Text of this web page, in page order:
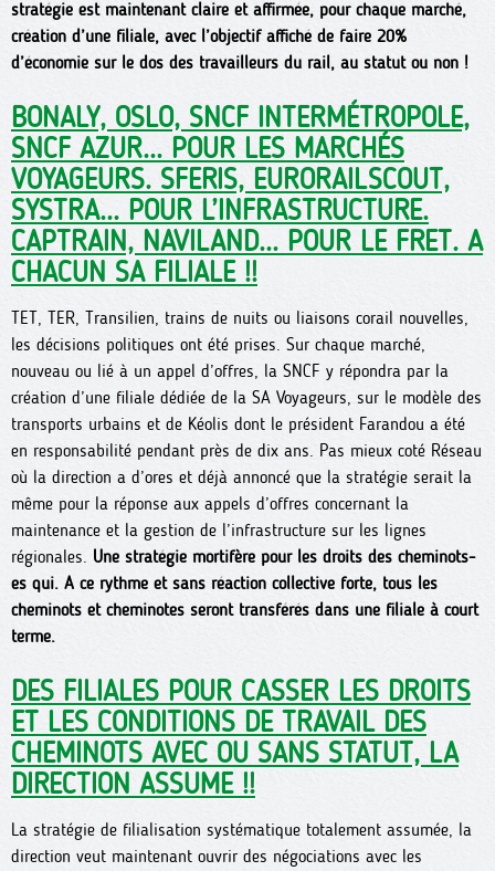
stratégie est maintenant claire et affirmée, pour chaque marché,
création d’une filiale, avec l’objectif affiché de faire 20%
d’économie sur le dos des travailleurs du rail, au statut ou non !
BONALY, OSLO, SNCF INTERMÉTROPOLE,
SNCF AZUR... POUR LES MARCHÉS
VOYAGEURS. SFERIS, EURORAILSCOUT,
SYSTRA... POUR L’INFRASTRUCTURE.
CAPTRAIN, NAVILAND... POUR LE FRET. A
CHACUN SA FILIALE !!
TET, TER, Transilien, trains de nuits ou liaisons corail nouvelles,
les décisions politiques ont été prises. Sur chaque marché,
nouveau ou lié à un appel d’offres, la SNCF y répondra par la
création d’une filiale dédiée de la SA Voyageurs, sur le modèle des
transports urbains et de Kéolis dont le président Farandou a été
en responsabilité pendant près de dix ans. Pas mieux coté Réseau
où la direction a d’ores et déjà annoncé que la stratégie serait la
même pour la réponse aux appels d’offres concernant la
maintenance et la gestion de l’infrastructure sur les lignes
régionales. Une stratégie mortifère pour les droits des cheminots-
es qui. A ce rythme et sans réaction collective forte, tous les
cheminots et cheminotes seront transférés dans une filiale à court
terme.
DES FILIALES POUR CASSER LES DROITS
ET LES CONDITIONS DE TRAVAIL DES
CHEMINOTS AVEC OU SANS STATUT, LA
DIRECTION ASSUME !!
La stratégie de filialisation systématique totalement assumée, la
direction veut maintenant ouvrir des négociations avec les